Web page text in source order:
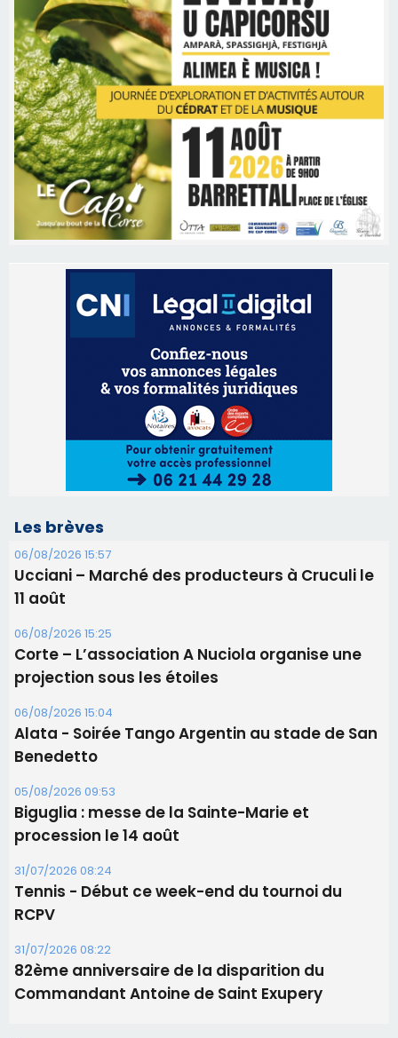
Les brèves
Ucciani – Marché des producteurs à Cruculi le
Corte – L’association A Nuciola organise une
projection sous les étoiles
Alata - Soirée Tango Argentin au stade de San
Benedetto
05/08/2026 09:53
Biguglia : messe de la Sainte-Marie et
procession le 14 août
31/07/2026 08:24
Tennis - Début ce week-end du tournoi du
RCPV
31/07/2026 08:22
82ème anniversaire de la disparition du
Commandant Antoine de Saint Exupery
Les plus lus
Satine Nomary est la nouvelle Miss Corse 2026
d'un spectacle qui ne reviendra pas avant 2081
Éclipse du 12 août : Où s'installer en Corse pour
profiter pleinement du spectacle ?